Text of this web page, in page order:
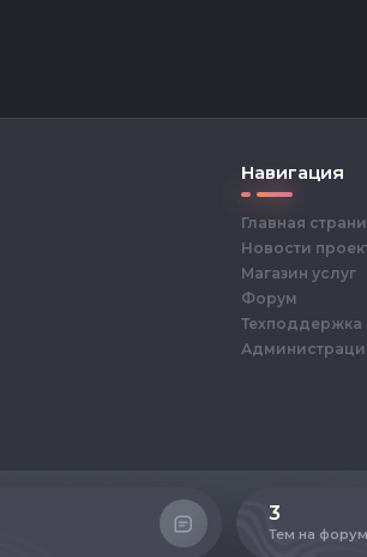
Навигация
Главная
Новости
Магазин услуг
Форум
Техподдержка
3
Тем на